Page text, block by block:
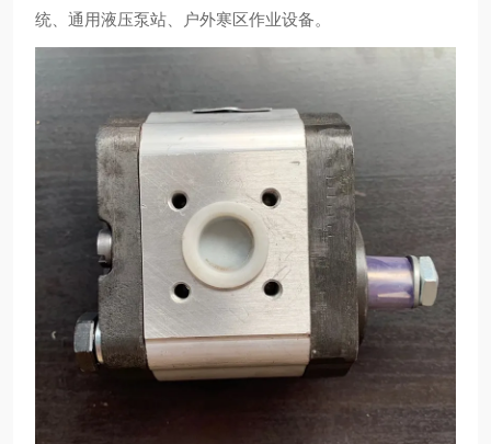
统、通用液压泵站、户外寒区作业设备。